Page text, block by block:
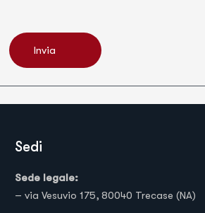
Invia
Sedi
Sede legale:
– via Vesuvio 175, 80040 Trecase (NA)